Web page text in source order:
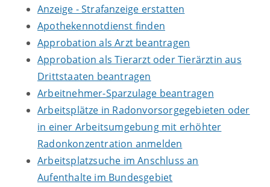
Anzeige - Strafanzeige erstatten
Apothekennotdienst finden
Approbation als Arzt beantragen
Approbation als Tierarzt oder Tierärztin aus
Drittstaaten beantragen
Arbeitnehmer-Sparzulage beantragen
Arbeitsplätze in Radonvorsorgegebieten oder
in einer Arbeitsumgebung mit erhöhter
Radonkonzentration anmelden
Arbeitsplatzsuche im Anschluss an
Aufenthalte im Bundesgebiet